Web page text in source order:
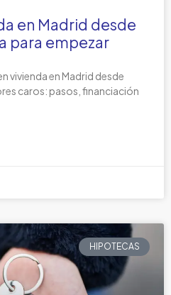
en Madrid desde
para empezar
vivienda en Madrid desde
caros: pasos, financiación
HIPOTECAS